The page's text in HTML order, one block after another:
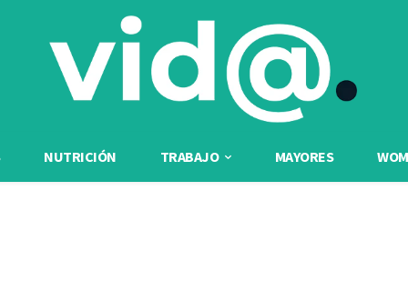
NUTRICIÓN TRABAJO MAYORES